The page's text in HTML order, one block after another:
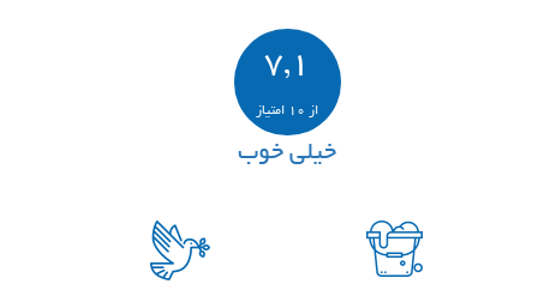
7,1
از 10 امتیاز
خیلی خوب